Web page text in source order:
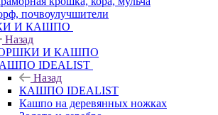
почвоулучшители
И КАШПО
Назад
И КАШПО
IDEALIST
Назад
КАШПО IDEALIST
Кашпо на деревянных ножках